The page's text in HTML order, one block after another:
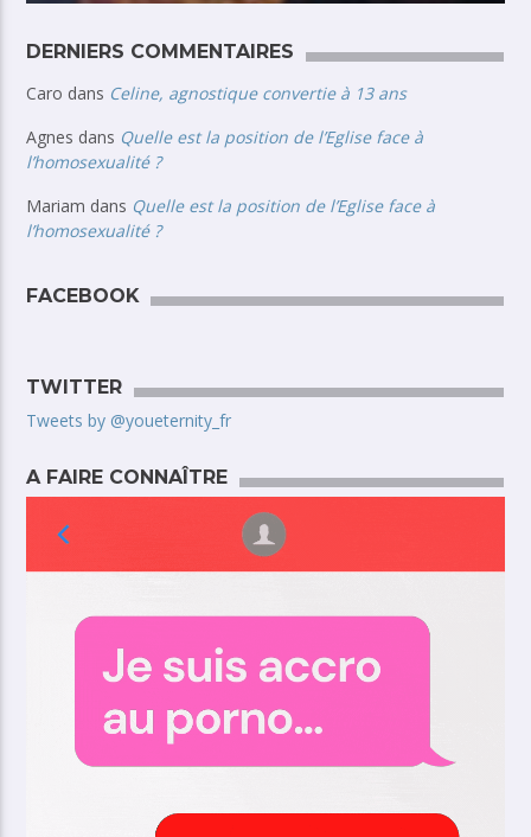
DERNIERS COMMENTAIRES
Caro dans Celine, agnostique convertie à 13 ans
Agnes dans Quelle est la position de l’Eglise face à
l’homosexualité ?
Mariam dans Quelle est la position de l’Eglise face à
l’homosexualité ?
FACEBOOK
TWITTER
Tweets by @youeternity_fr
A FAIRE CONNAÎTRE